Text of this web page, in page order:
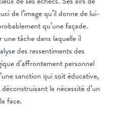
de l’image qu’il donne de lui-
qu’une façade.
tâche dans laquelle il
des ressentiments des
d’affrontement personnel
sanction qui soit éducative,
la nécessité d’un
face.